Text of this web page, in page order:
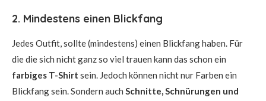
2. Mindestens einen Blickfang
Jedes Outfit, sollte (mindestens) einen Blickfang haben. Für
die die sich nicht ganz so viel trauen kann das schon ein
farbiges T-Shirt sein. Jedoch können nicht nur Farben ein
Blickfang sein. Sondern auch Schnitte, Schnürungen und